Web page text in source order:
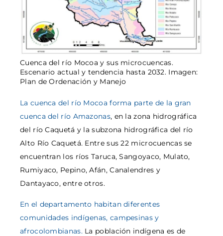
Cuenca del río Mocoa y sus microcuencas.
Escenario actual y tendencia hasta 2032. Imagen:
Plan de Ordenación y Manejo
La cuenca del río Mocoa forma parte de la gran
cuenca del río Amazonas, en la zona hidrográfica
del río Caquetá y la subzona hidrográfica del río
Alto Río Caquetá. Entre sus 22 microcuencas se
encuentran los ríos Taruca, Sangoyaco, Mulato,
Rumiyaco, Pepino, Afán, Canalendres y
Dantayaco, entre otros.
En el departamento habitan diferentes
comunidades indígenas, campesinas y
afrocolombianas.La población indígena es de